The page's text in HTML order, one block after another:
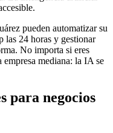
pueden automatizar su
las 24 horas y gestionar
No importa si eres
mediana: la IA se
para negocios